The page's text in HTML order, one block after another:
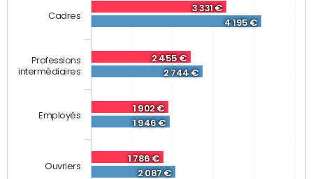
3 331 €
2 455 €
1 902 €
1 786 €
4 195 €
2 744 €
1 946 €
2 087 €
Cadres
Professions
intermédiaires
Employés
Ouvriers